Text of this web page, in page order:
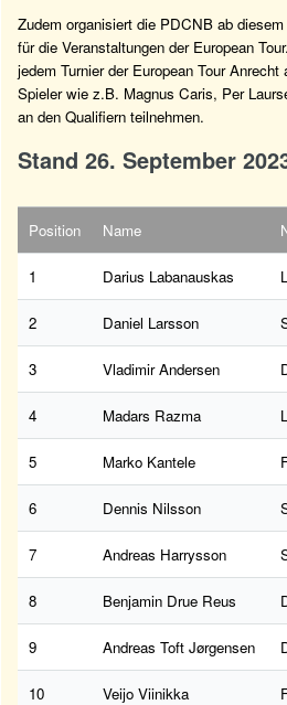
Zudem organisiert die PDCNB ab
für die Veranstaltungen der European
jedem Turnier der European Tour
Spieler wie z.B. Magnus Caris, Per
an den Qualifiern teilnehmen.
Stand 26. September
Position Name
1 Darius Labanauskas
2 Daniel Larsson
3 Vladimir Andersen
4 Madars Razma
5 Marko Kantele
6 Dennis Nilsson
7 Andreas Harrysson
8 Benjamin Drue Reus
9 Andreas Toft Jørgensen
10 Veijo Viinikka